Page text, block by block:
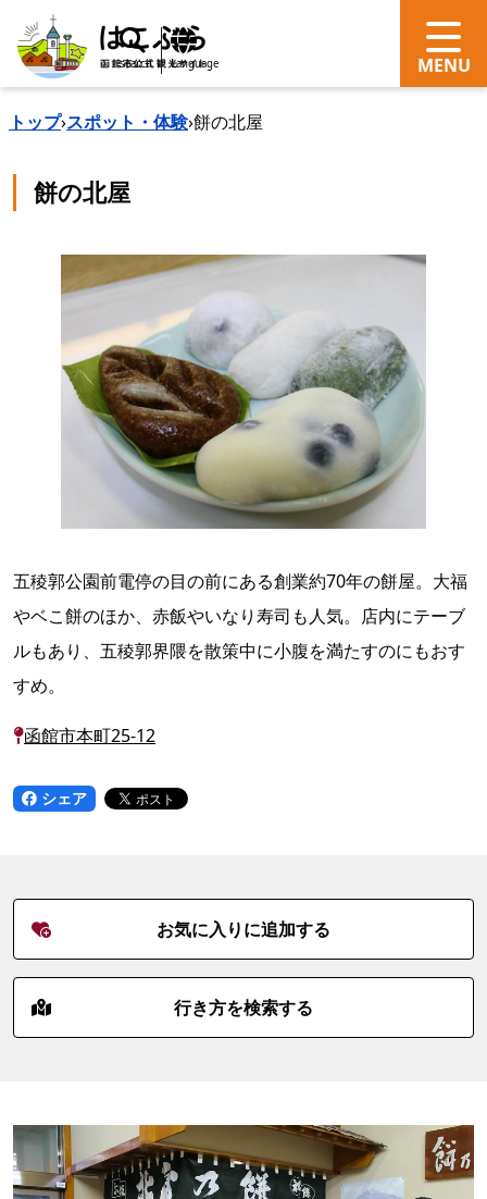
search Language
トップ›スポット・体験›餅の北屋
餅の北屋
五稜郭公園前電停の目の前にある創業約70年の餅屋。大福
やベこ餅のほか、赤飯やいなり寿司も人気。店内にテーブ
ルもあり、五稜郭界隈を散策中に小腹を満たすのにもおす
すめ。
函館市本町25-12
シェア
お気に入りに追加する
行き方を検索する